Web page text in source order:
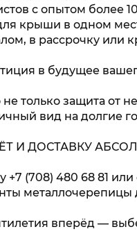
с опытом более
крыши в одном
в рассрочку или
в будущее
только защита от
вид на долгие
И ДОСТАВКУ
(708) 480 68 81
металлочерепицы
вперёд —